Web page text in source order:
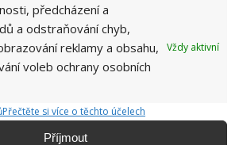
předcházení a
a odstraňování chyb,
reklamy a obsahu,
voleb ochrany osobních
Vždy aktivní
Přečtěte si více o těchto účelech
Příjmout
a kopr se perfektně doplňují na zahradě
nakládání. Díky tomuto postupu chutnají